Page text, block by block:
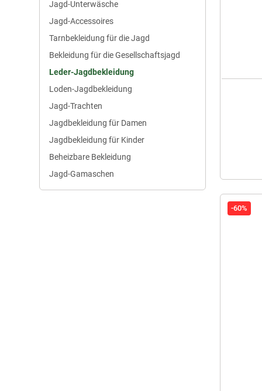
Jagd-Unterwäsche
Jagd-Accessoires
Tarnbekleidung für die Jagd
Bekleidung für die Gesellschaftsjagd
Leder-Jagdbekleidung
Loden-Jagdbekleidung
Jagd-Trachten
Jagdbekleidung für Damen
Jagdbekleidung für Kinder
Beheizbare Bekleidung
Jagd-Gamaschen
-60%